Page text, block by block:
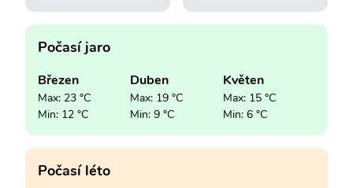
Počasí jaro
Březen
Max: 23 °C
Min: 12 °C
Duben
Max: 19 °C
Min: 9 °C
Květen
Max: 15 °C
Min: 6 °C
Počasí léto